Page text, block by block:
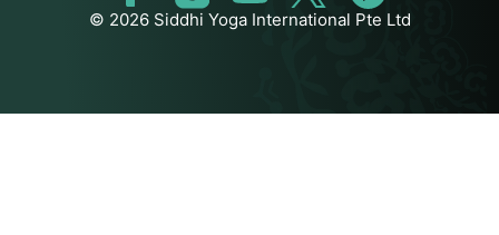
© 2026 Siddhi Yoga International Pte Ltd